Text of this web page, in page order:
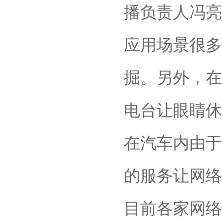
播负责人冯
应用场景很
掘。另外，
电台让眼睛
在汽车内由
的服务让网
目前各家网